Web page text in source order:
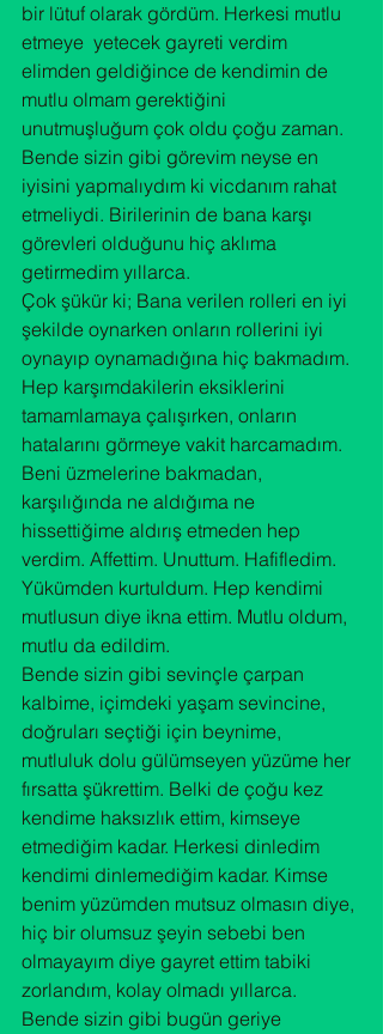
bir lütuf olarak gördüm. Herkesi mutlu
etmeye  yetecek gayreti verdim
elimden geldiğince de kendimin de
mutlu olmam gerektiğini
unutmuşluğum çok oldu çoğu zaman.
Bende sizin gibi görevim neyse en
iyisini yapmalıydım ki vicdanım rahat
etmeliydi. Birilerinin de bana karşı
görevleri olduğunu hiç aklıma
getirmedim yıllarca.
Çok şükür ki; Bana verilen rolleri en iyi
şekilde oynarken onların rollerini iyi
oynayıp oynamadığına hiç bakmadım.
Hep karşımdakilerin eksiklerini
tamamlamaya çalışırken, onların
hatalarını görmeye vakit harcamadım.
Beni üzmelerine bakmadan,
karşılığında ne aldığıma ne
hissettiğime aldırış etmeden hep
verdim. Affettim. Unuttum. Hafifledim.
Yükümden kurtuldum. Hep kendimi
mutlusun diye ikna ettim. Mutlu oldum,
mutlu da edildim.
Bende sizin gibi sevinçle çarpan
kalbime, içimdeki yaşam sevincine,
doğruları seçtiği için beynime,
mutluluk dolu gülümseyen yüzüme her
fırsatta şükrettim. Belki de çoğu kez
kendime haksızlık ettim, kimseye
etmediğim kadar. Herkesi dinledim
kendimi dinlemediğim kadar. Kimse
benim yüzümden mutsuz olmasın diye,
hiç bir olumsuz şeyin sebebi ben
olmayayım diye gayret ettim tabiki
zorlandım, kolay olmadı yıllarca.
Bende sizin gibi bugün geriye